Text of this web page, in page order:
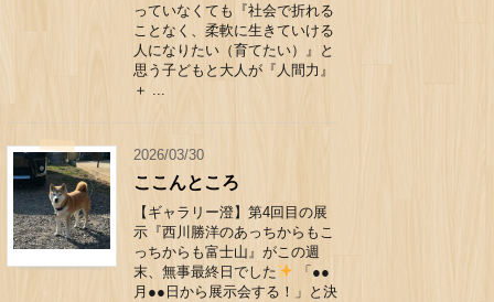
っていなくても『社会で折れる
ことなく、柔軟に生きていける
人になりたい（育てたい）』と
思う子どもと大人が『人間力』
＋ ...
2026/03/30
ここんところ
【ギャラリー澄】第4回目の展
示『西川勝洋のあっちからもこ
っちからも富士山』がこの週
末、無事最終日でした
「●●
月●●日から展示会する！」と決